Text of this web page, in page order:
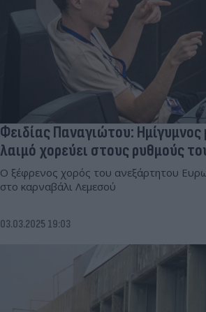
Φειδίας Παναγιώτου:
λαιμό χορεύει στους ρυθμούς
Ο ξέφρενος χορός του ανεξάρτητου
στο καρναβάλι Λεμεσού
03.03.2025 19:03